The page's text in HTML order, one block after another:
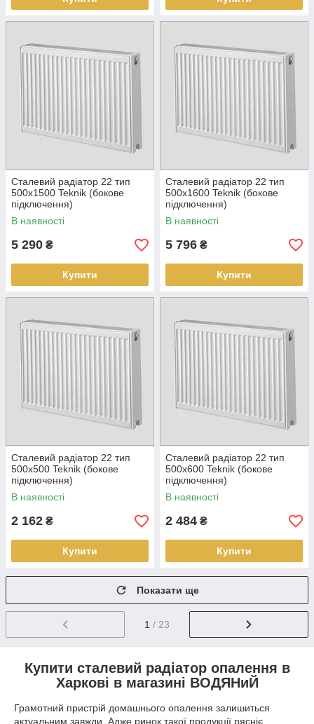
Сталевий радіатор 22 тип
500х1500 Teknik (бокове
підключення)
В наявності
5 290 ₴
Купити
Сталевий радіатор 22 тип
500х1600 Teknik (бокове
підключення)
В наявності
5 796 ₴
Купити
Сталевий радіатор 22 тип
500х500 Teknik (бокове
підключення)
В наявності
2 162 ₴
Купити
Сталевий радіатор 22 тип
500х600 Teknik (бокове
підключення)
В наявності
2 484 ₴
Купити
Показати ще
1 / 23
Купити сталевий радіатор опалення в
Харкові в магазині ВОДЯНиЙ
Грамотний пристрій домашнього опалення залишиться
актуальним завжди. Адже ринок такої продукції рясніє